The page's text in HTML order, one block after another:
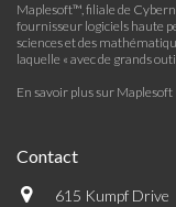
Maplesoft™, filiale de
fournisseur logiciels haute
sciences et des
laquelle « avec de grands
En savoir plus sur Maplesoft
Contact
615 Kumpf Drive